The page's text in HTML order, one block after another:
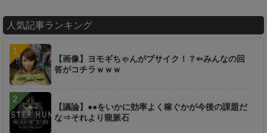
人気記事ランキング
【画像】ヨモギちゃんがブサイク！？⇐みんなの回
答がコチラｗｗｗ
【議論】●●をいかに効率よく稼ぐかが今後の課題だ
な⇒それより龍脈石